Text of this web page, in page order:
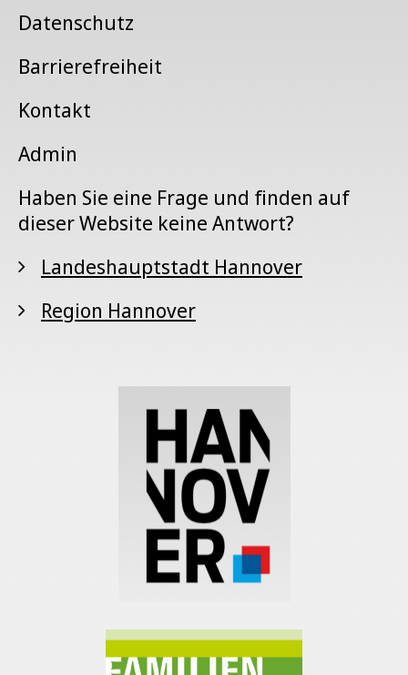
Datenschutz
Barrierefreiheit
Kontakt
Admin
Haben Sie eine Frage und finden auf
dieser Website keine Antwort?
Landeshauptstadt Hannover
Region Hannover